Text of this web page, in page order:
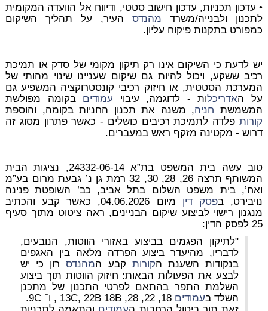
• עדכון תכניות, עדכון חישוב סטטי, ודיווח אל הוועדה המקומית
לתכנון ולבנייה/משרד מהנדסהעיר, על תהליך השיקום
כמפורט בתקנות פיקוח עליון.
יש לדעת כי השיקום אינו רק תיקון מקומי של סדק או תמיכת
רכיב ששקע, ויכול להיות גם שיקום שעניינו שינוי מהותי של
המערכת הסטטית, או חיזוק רכיבי קונסטרוקציה המשפיע גם
על האדריכלות - לדוגמה, עיבוי עמודים בקומה מפולשת
המשמשת חניה, משנה את תכנון החניות בקומה, והוספת
קורותפלדה לתמיכת רכיבים כושלים - כאשר פתרון מסוג זה
דרוש - מקטינה מזקף ראש במעברים.
טוב עשה בית המשפט בת”א 24332-06-14, נציגות הבית
המשותף תרצה 26, 28, 30, 32 רמת גן נ’ גבעת מרום בע”מ
ואח’, בית משפט השלום בתל אביב, כב’ השופטת פנינה
נויבירט, בפסק דין
מיום 04.06.2026, כאשר קבע והכתיב
מנגנון רישוי לביצוע שיקום הבניינים, ראה ציטוט מתוך סעיף
25 לפסק הדין:
"לתיקון הפגמים בביצוע באזורי הווטות, הנובעים,
לדבריו, מהיעדר ביצוע הפרדה מלאה בין האגפים
בנקודות השענת הקורות קבע המהנדסרון כי יש
לבצע את הפעולות הבאות: חיזוק הווטות תוך ביצוע
השלמת התפר בהתאם לפרטי התכנון של מתכנן
השלד בעמודים